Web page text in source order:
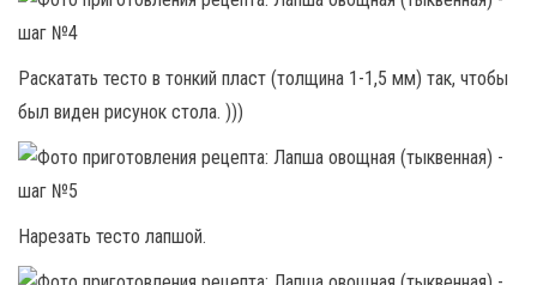
Раскатать тесто в тонкий пласт (толщина 1-1,5 мм) так, чтобы
был виден рисунок стола. )))
Нарезать тесто лапшой.